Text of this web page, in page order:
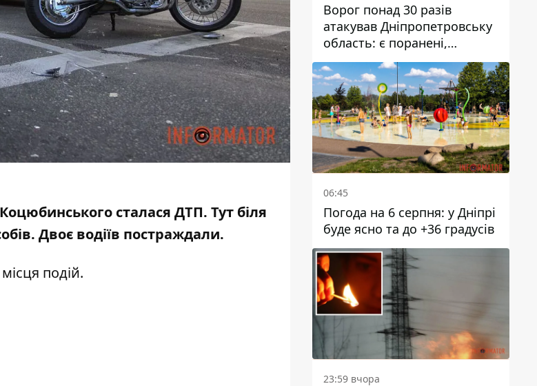
сталася ДТП. Тут біля
. Двоє водіїв постраждали.
подій.
Ворог понад 30 разів
атакував Дніпропетровську
область: є поранені,
пошкоджені ліцей, будинки
та підприємства
06:45
Погода на 6 серпня: у Дніпрі
буде ясно та до +36 градусів
23:59 вчора